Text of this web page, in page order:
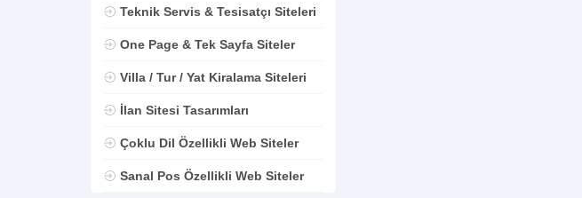
Teknik Servis & Tesisatçı Siteleri
One Page & Tek Sayfa Siteler
Villa / Tur / Yat Kiralama Siteleri
İlan Sitesi Tasarımları
Çoklu Dil Özellikli Web Siteler
Sanal Pos Özellikli Web Siteler